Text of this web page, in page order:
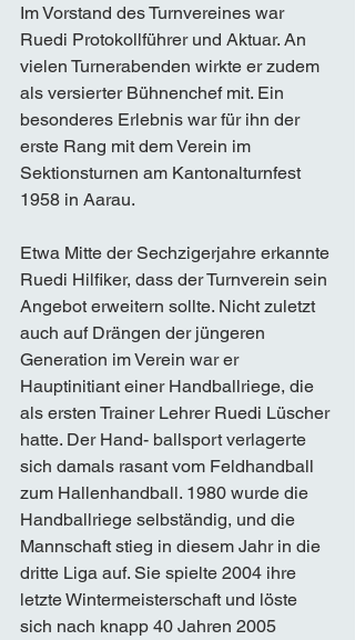
Im Vorstand des Turnvereines war
Ruedi Protokollführer und Aktuar. An
vielen Turnerabenden wirkte er zudem
als versierter Bühnenchef mit. Ein
besonderes Erlebnis war für ihn der
erste Rang mit dem Verein im
Sektionsturnen am Kantonalturnfest
1958 in Aarau.
Etwa Mitte der Sechzigerjahre erkannte
Ruedi Hilfiker, dass der Turnverein sein
Angebot erweitern sollte. Nicht zuletzt
auch auf Drängen der jüngeren
Generation im Verein war er
Hauptinitiant einer Handballriege, die
als ersten Trainer Lehrer Ruedi Lüscher
hatte. Der Hand- ballsport verlagerte
sich damals rasant vom Feldhandball
zum Hallenhandball. 1980 wurde die
Handballriege selbständig, und die
Mannschaft stieg in diesem Jahr in die
dritte Liga auf. Sie spielte 2004 ihre
letzte Wintermeisterschaft und löste
sich nach knapp 40 Jahren 2005